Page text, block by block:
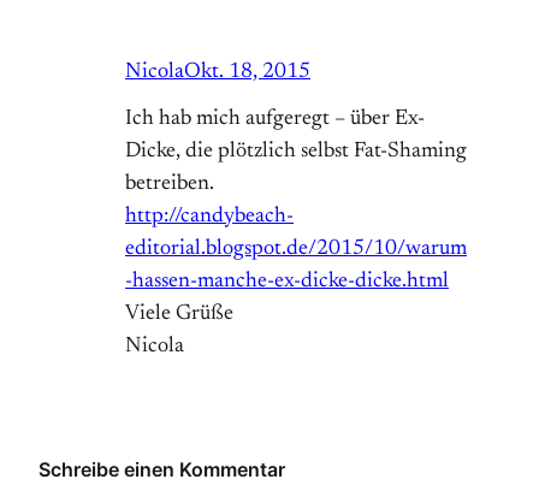
NicolaOkt. 18, 2015
Ich hab mich aufgeregt – über Ex-
Dicke, die plötzlich selbst Fat-Shaming
betreiben.
http://candybeach-
editorial.blogspot.de/2015/10/warum
-hassen-manche-ex-dicke-dicke.html
Viele Grüße
Nicola
Schreibe einen Kommentar